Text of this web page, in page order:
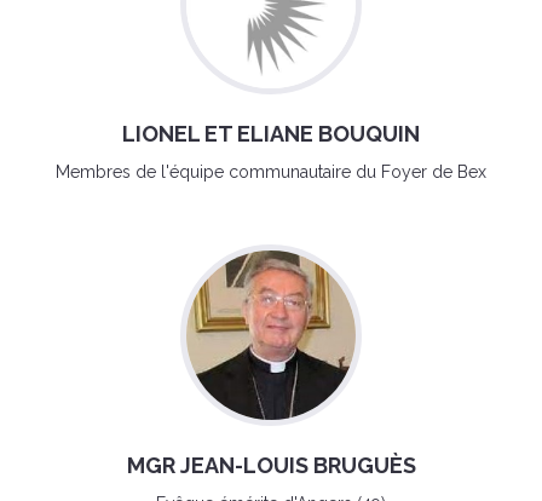
LIONEL ET ELIANE BOUQUIN
Membres de l'équipe communautaire du Foyer de Bex
MGR JEAN-LOUIS BRUGUÈS